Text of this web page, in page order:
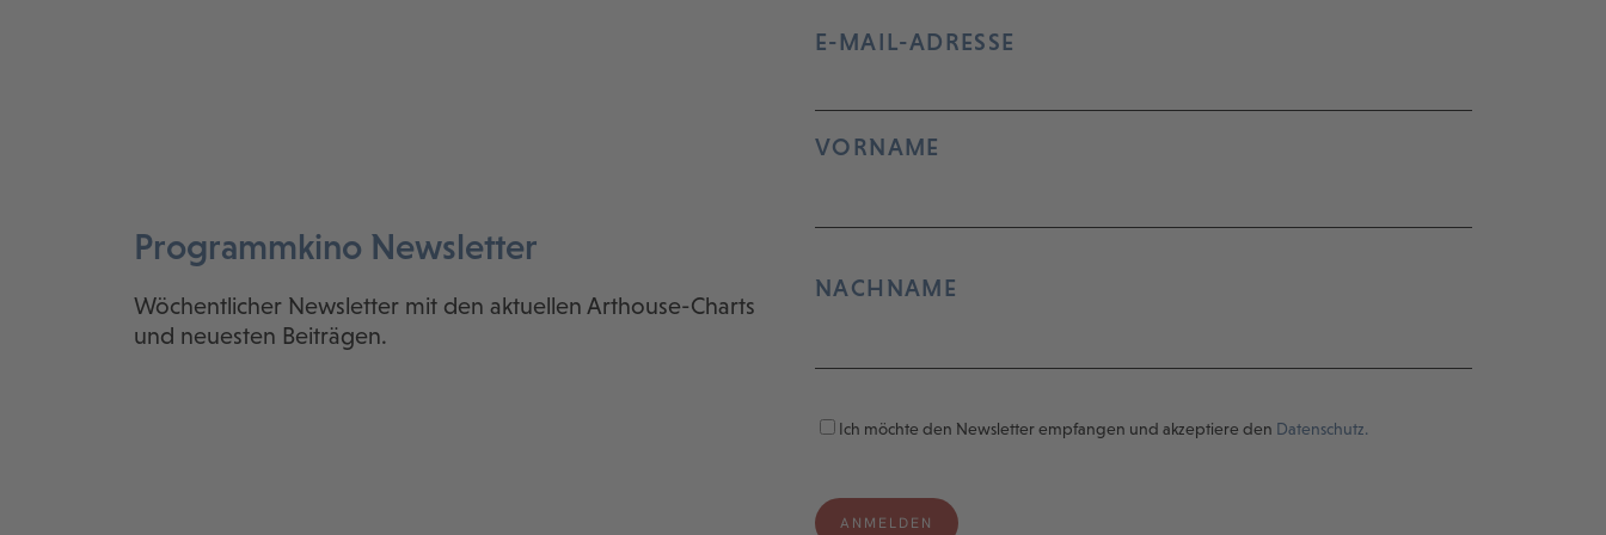
Programmkino Newsletter
Wöchentlicher Newsletter mit den aktuellen Arthouse-Charts
und neuesten Beiträgen.
E-MAIL-ADRESSE
VORNAME
NACHNAME
Ich möchte den Newsletter empfangen und akzeptiere den Datenschutz.